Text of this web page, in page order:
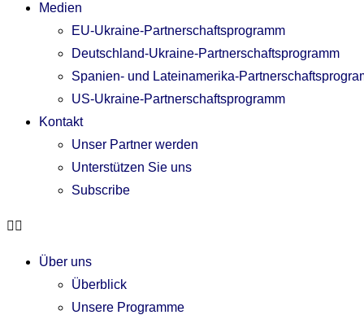
Medien
EU-Ukraine-Partnerschaftsprogramm
Deutschland-Ukraine-Partnerschaftsprogramm
Spanien- und Lateinamerika-
US-Ukraine-Partnerschaftsprogramm
Kontakt
Unser Partner werden
Unterstützen Sie uns
Subscribe
Über uns
Überblick
Unsere Programme